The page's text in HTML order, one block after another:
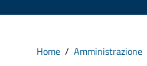
Home Amministrazione